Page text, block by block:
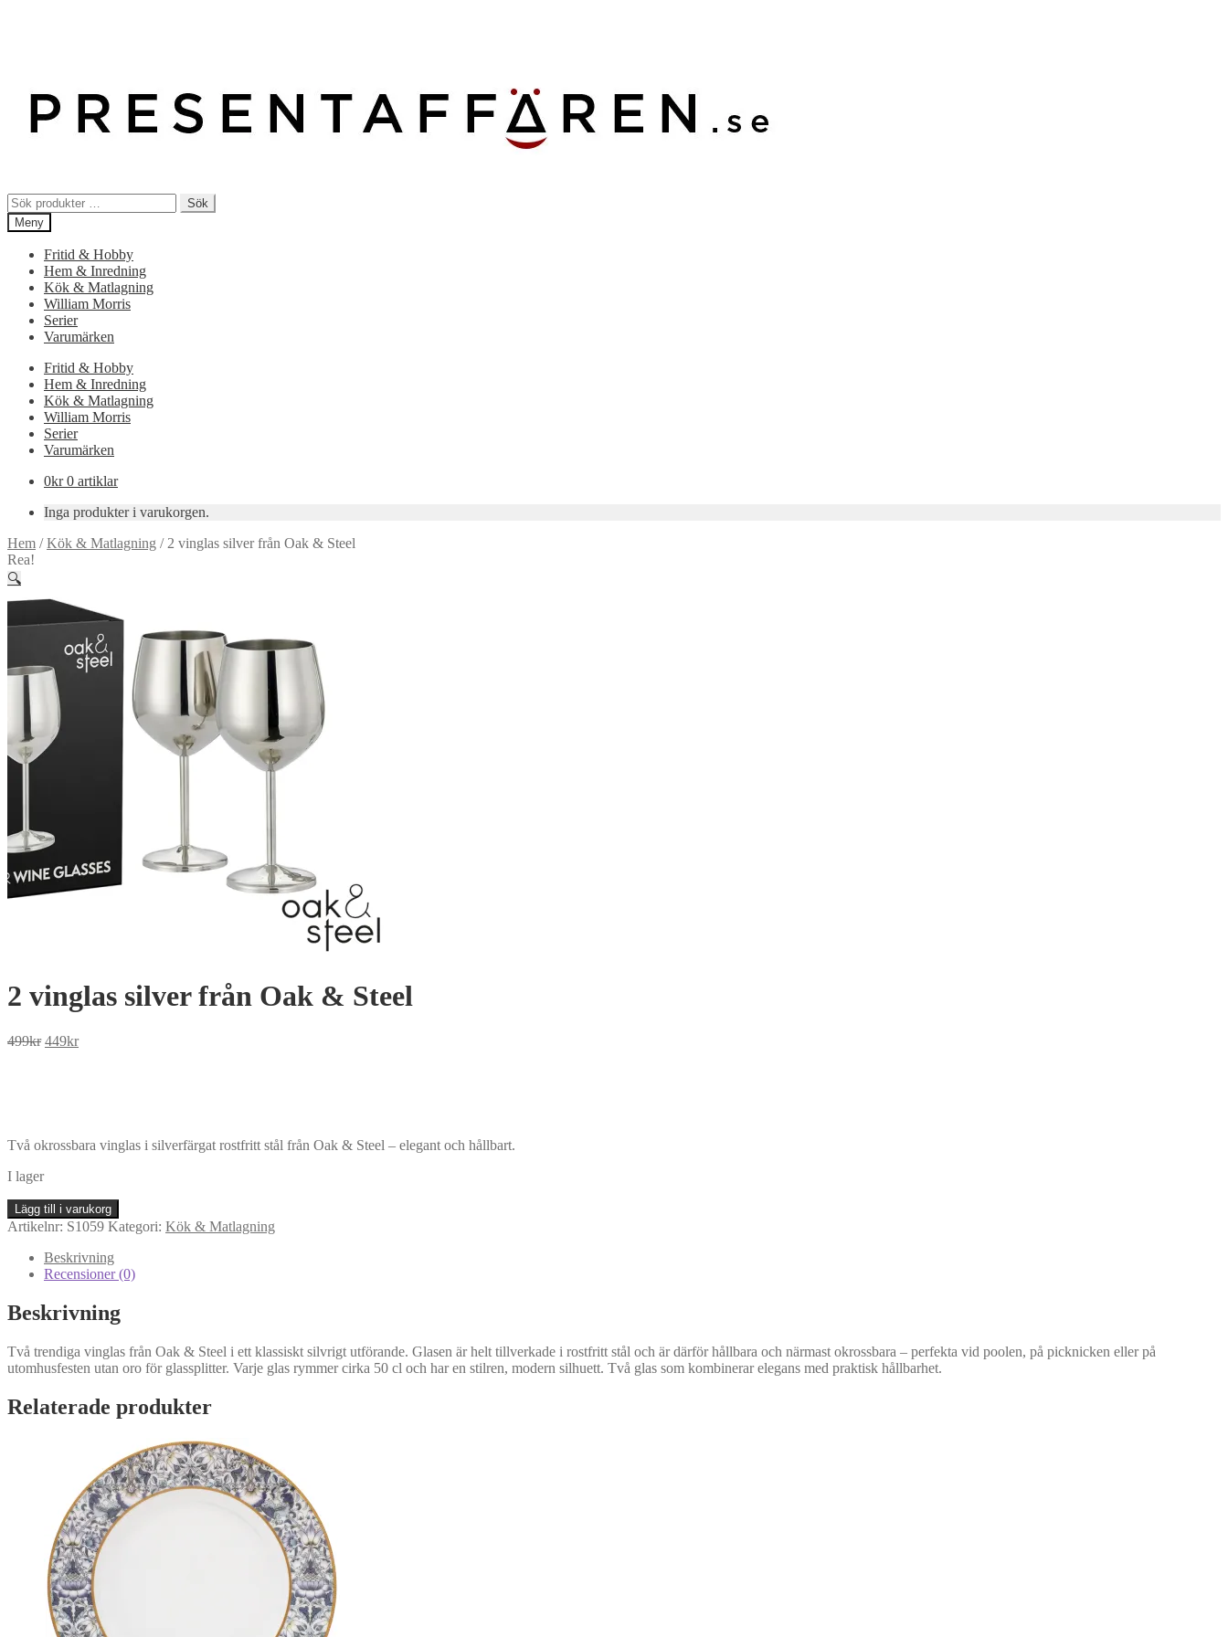
Sök
efter:
Sök
Meny
Fritid & Hobby
Hem & Inredning
Kök & Matlagning
William Morris
Serier
Varumärken
Fritid & Hobby
Hem & Inredning
Kök & Matlagning
William Morris
Serier
Varumärken
0kr 0 artiklar
Inga produkter i varukorgen.
Hem /Kök & Matlagning / 2 vinglas silver från Oak & Steel
Rea!
🔍
2 vinglas silver från Oak & Steel
499kr Det
449krDet
Två okrossbara vinglas i silverfärgat rostfritt stål från Oak & Steel – elegant och hållbart.
I lager
vinglas
Oak
Steel
mängd
Lägg till i varukorg
Artikelnr: S1059 Kategori: Kök & Matlagning
Beskrivning
Recensioner (0)
Beskrivning
Två trendiga vinglas från Oak & Steel i ett klassiskt silvrigt utförande. Glasen är helt tillverkade i rostfritt stål och är därför hållbara och närmast okrossbara – perfekta vid poolen, på picknicken eller på
utomhusfesten utan oro för glassplitter. Varje glas rymmer cirka 50 cl och har en stilren, modern silhuett. Två glas som kombinerar elegans med praktisk hållbarhet.
Relaterade produkter